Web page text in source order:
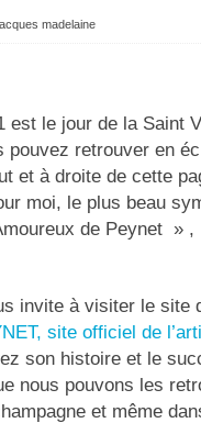
madelaine
est le jour de la Saint
pouvez retrouver en
et à droite de cette
moi, le plus beau
de Peynet » ,
invite à visiter le site
site officiel de
son histoire et le
nous pouvons les
et même